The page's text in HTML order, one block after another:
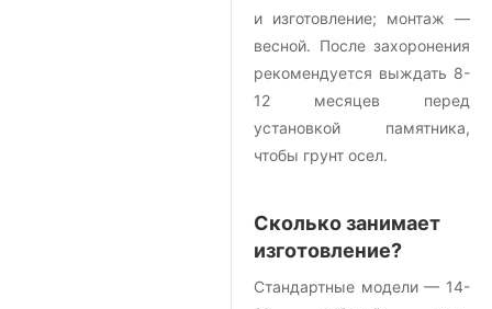
и изготовление; монтаж —
весной. После захоронения
рекомендуется выждать 8-
12 месяцев перед
установкой памятника,
чтобы грунт осел.
Сколько занимает
изготовление?
Стандартные модели — 14-